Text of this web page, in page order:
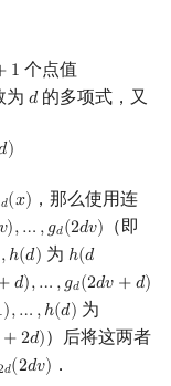
1
1 个点值
为 𝑑
d的多项式，又
)
)
𝑑(𝑥)
d(x) ，那么使用连
𝑣),… ,𝑔𝑑(2𝑑𝑣)
,gd(2 dv)
（即
,ℎ(𝑑)
(d) 为 ℎ(𝑑
h(d
𝑑),… ,𝑔𝑑(2𝑑𝑣 +𝑑)
d),… ,gd(2dv+d )
),… ,ℎ(𝑑)
,… ,h (d) 为
+2𝑑)）后将这两者
𝑑(2𝑑𝑣)
d(2dv) ．